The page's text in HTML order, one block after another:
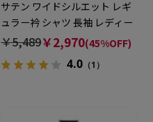
サテン ワイドシルエット レギ
ュラー衿 シャツ 長袖 レディー
ス
￥5,489￥2,970(45%OFF)
4.0 （1）